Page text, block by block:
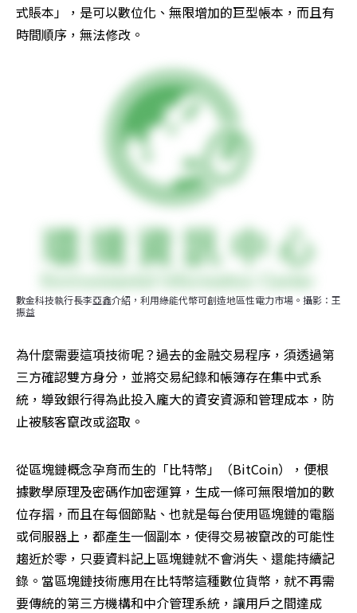
式賬本」，是可以數位化、無限增加的巨型帳本，而且有
時間順序，無法修改。
數金科技執行長李亞鑫介紹，利用綠能代幣可創造地區性電力市場。攝影：王
振益
為什麼需要這項技術呢？過去的金融交易程序，須透過第
三方確認雙方身分，並將交易紀錄和帳簿存在集中式系
統，導致銀行得為此投入龐大的資安資源和管理成本，防
止被駭客竄改或盜取。
從區塊鏈概念孕育而生的「比特幣」（BitCoin），便根
據數學原理及密碼作加密運算，生成一條可無限增加的數
位存摺，而且在每個節點、也就是每台使用區塊鏈的電腦
或伺服器上，都產生一個副本，使得交易被竄改的可能性
趨近於零，只要資料記上區塊鏈就不會消失、還能持續記
錄。當區塊鏈技術應用在比特幣這種數位貨幣，就不再需
要傳統的第三方機構和中介管理系統，讓用戶之間達成